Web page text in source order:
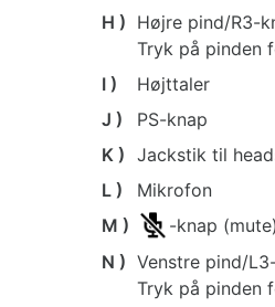
H ) Højre pind/R3-
Tryk på pinden
I )
Højttaler
J )
PS-knap
K ) Jackstik til
L )
Mikrofon
M )
-knap (mute)
N ) Venstre pind/
Tryk på pinden